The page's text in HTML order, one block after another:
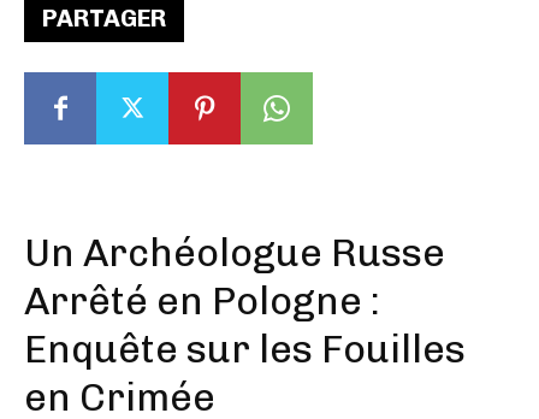
PARTAGER
Un Archéologue Russe
Arrêté en Pologne :
Enquête sur les Fouilles
en Crimée